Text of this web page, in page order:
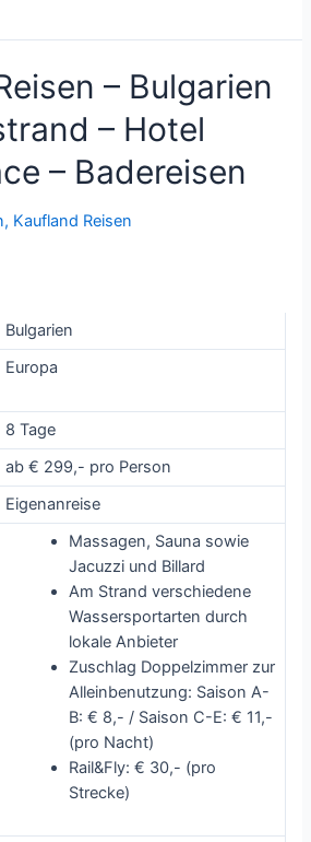
– Bulgarien
– Hotel
– Badereisen
, Kaufland Reisen
Bulgarien
Europa
8 Tage
ab € 299,- pro Person
Eigenanreise
Massagen, Sauna sowie
Jacuzzi und Billard
Am Strand verschiedene
Wassersportarten durch
lokale Anbieter
Zuschlag Doppelzimmer zur
Alleinbenutzung: Saison A-
B: € 8,- / Saison C-E: € 11,-
(pro Nacht)
Rail&Fly: € 30,- (pro
Strecke)